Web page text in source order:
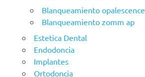
Blanqueamiento opalescence
Blanqueamiento zomm ap
Estetica Dental
Endodoncia
Implantes
Ortodoncia